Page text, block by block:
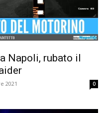
Napoli, rubato il
2021 0